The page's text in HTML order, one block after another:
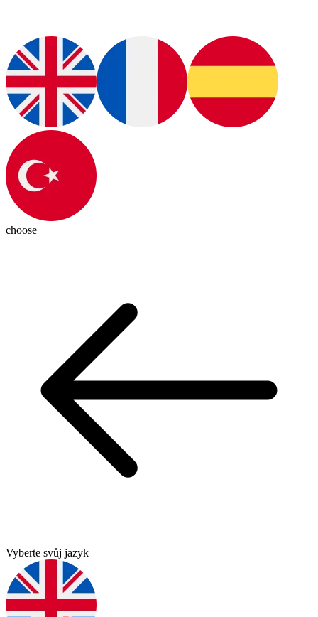
choose
Vyberte svůj jazyk